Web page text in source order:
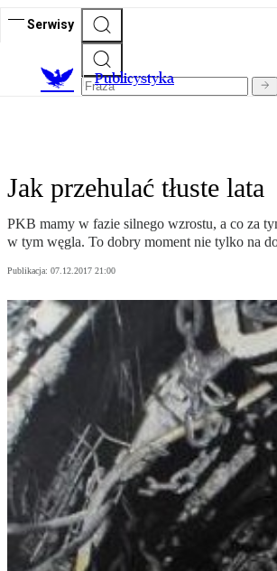
Serwisy
Publicystyka
Jak przehulać tłuste lata
PKB mamy w fazie silnego wzrostu, a co za
w tym węgla. To dobry moment nie tylko na
Publikacja: 07.12.2017 21:00